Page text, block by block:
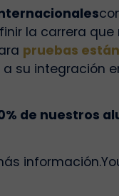
la carrera
pruebas
su integración
de nuestros
información.